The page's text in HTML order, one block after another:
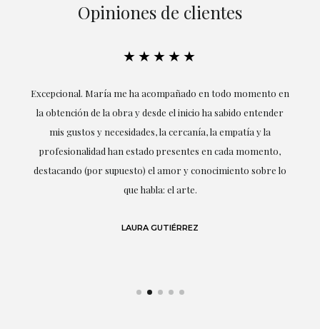
Opiniones de clientes
★★★★★
Excepcional. María me ha acompañado en todo momento en
la obtención de la obra y desde el inicio ha sabido entender
mis gustos y necesidades, la cercanía, la empatía y la
profesionalidad han estado presentes en cada momento,
destacando (por supuesto) el amor y conocimiento sobre lo
que habla: el arte.
LAURA GUTIÉRREZ